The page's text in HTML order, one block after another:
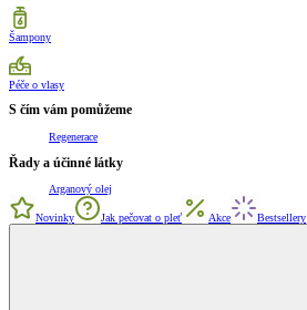
Šampony
Péče o vlasy
S čím vám pomůžeme
Regenerace
Řady a účinné látky
Arganový olej
Novinky Jak pečovat o pleť Akce Bestsellery